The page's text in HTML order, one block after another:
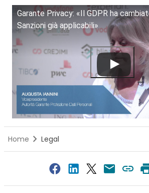
Garante Privacy: «Il GDPR ha
Sanzioni già applicabili»
Home Legal